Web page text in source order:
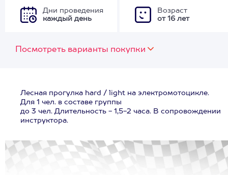
Дни проведения
каждый день
Возраст
от 16 лет
Посмотреть варианты покупки
Лесная прогулка hard / light на электромотоцикле.
Для 1 чел. в составе группы
до 3 чел. Длительность - 1,5-2 часа. В сопровождении
инструктора.